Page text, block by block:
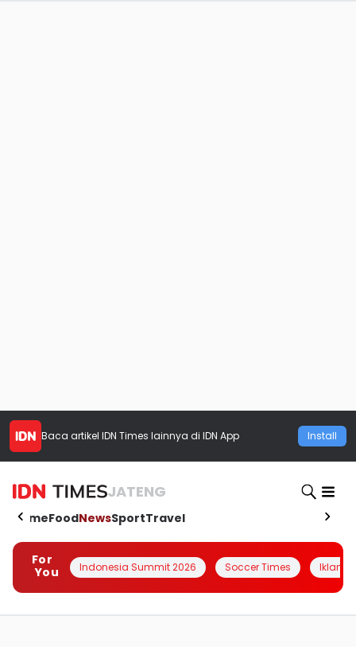
Baca artikel IDN Times lainnya di IDN App Install
JATENG
HomeFoodNewsSportTravel
For
You
Indonesia Summit 2026 Soccer Times Iklanin